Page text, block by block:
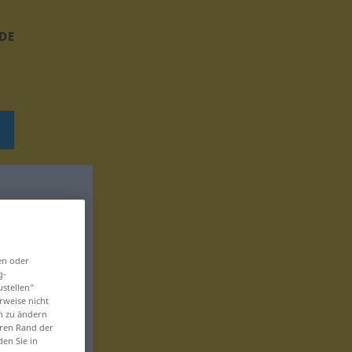
DE
oder
nicht
zu ändern
Rand der
Sie in